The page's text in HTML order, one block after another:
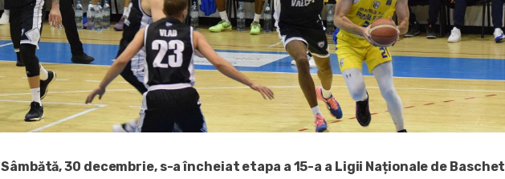
Sâmbătă, 30 decembrie, s-a încheiat etapa a 15-a a Ligii Naționale de Baschet